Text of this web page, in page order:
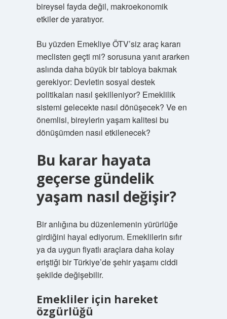
bireysel fayda değil, makroekonomik
etkiler de yaratıyor.
Bu yüzden Emekliye ÖTV’siz araç kararı
meclisten geçti mi? sorusuna yanıt ararken
aslında daha büyük bir tabloya bakmak
gerekiyor: Devletin sosyal destek
politikaları nasıl şekilleniyor? Emeklilik
sistemi gelecekte nasıl dönüşecek? Ve en
önemlisi, bireylerin yaşam kalitesi bu
dönüşümden nasıl etkilenecek?
Bu karar hayata
geçerse gündelik
yaşam nasıl değişir?
Bir anlığına bu düzenlemenin yürürlüğe
girdiğini hayal ediyorum. Emeklilerin sıfır
ya da uygun fiyatlı araçlara daha kolay
eriştiği bir Türkiye’de şehir yaşamı ciddi
şekilde değişebilir.
Emekliler için hareket
özgürlüğü